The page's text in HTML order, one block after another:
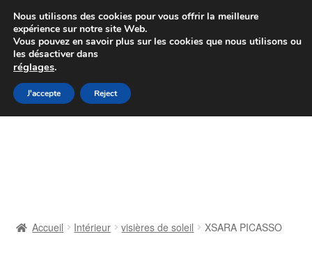
Colissimo livraison à partir de 7 EUR
Du lundi au vendredi de 9 h à 16 h
Aller
à
Aller
au
Accueil Intérieur visières de soleil XSARA PICASSO
Nous utilisons des cookies pour vous offrir la meilleure
expérience sur notre site Web.
Vous pouvez en savoir plus sur les cookies que nous utilisons ou
les désactiver dans
réglages.
J'accepte Reject